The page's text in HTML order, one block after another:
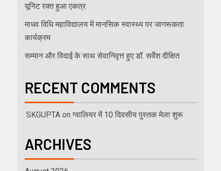
यूनिट रक्त हुआ एकत्र
माधव विधि महाविद्यालय में मानसिक स्वास्थ्य पर जागरूकता
कार्यक्रम
सम्मान और विदाई के साथ सेवानिवृत्त हुए डॉ. सर्वेश दीक्षित
RECENT COMMENTS
SKGUPTA on ग्वालियर में 10 दिवसीय पुस्तक मेला शुरू
ARCHIVES